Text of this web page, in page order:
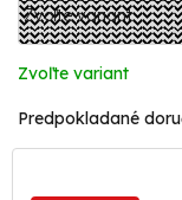
Zvoľte variant